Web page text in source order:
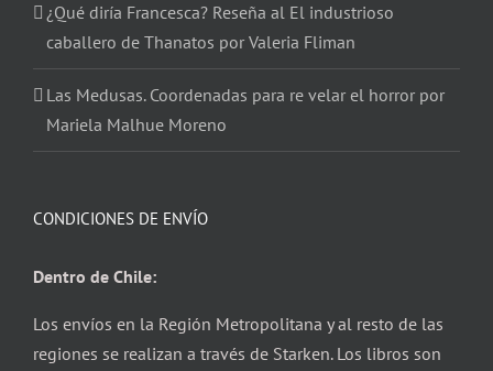
¿Qué diría Francesca? Reseña al El industrioso
caballero de Thanatos por Valeria Fliman
Las Medusas. Coordenadas para re velar el horror por
Mariela Malhue Moreno
CONDICIONES DE ENVÍO
Dentro de Chile:
Los envíos en la Región Metropolitana y al resto de las
regiones se realizan a través de Starken. Los libros son